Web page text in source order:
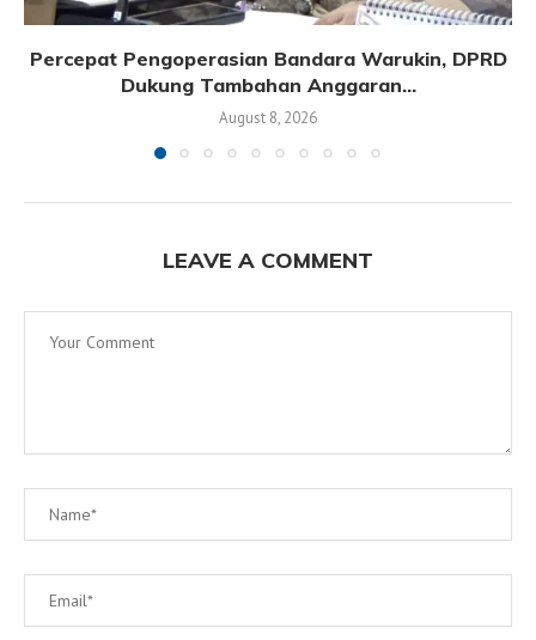
Percepat Pengoperasian Bandara Warukin, DPRD
Dukung Tambahan Anggaran...
August 8, 2026
LEAVE A COMMENT